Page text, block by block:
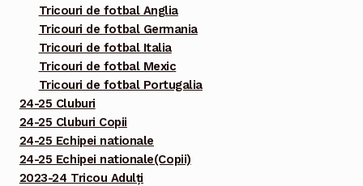
Tricouri de fotbal Anglia
Tricouri de fotbal Germania
Tricouri de fotbal Italia
Tricouri de fotbal Mexic
Tricouri de fotbal Portugalia
24-25 Cluburi
24-25 Cluburi Copii
24-25 Echipei nationale
24-25 Echipei nationale(Copii)
2023-24 Tricou Adulți